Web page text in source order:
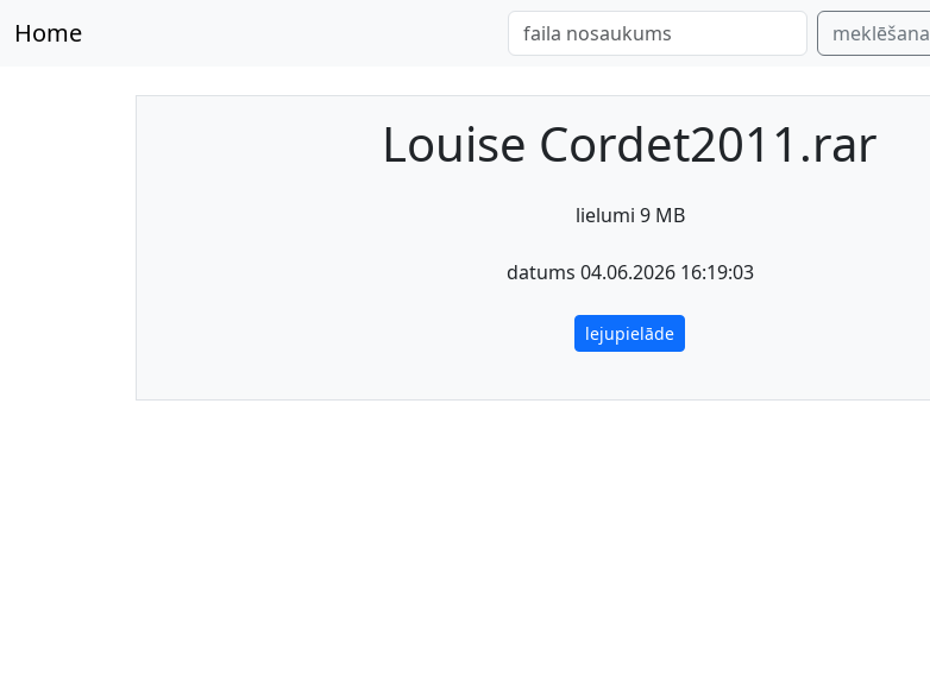
Home meklēšana
Louise Cordet2011.rar
lielumi 9 MB
datums 04.06.2026 16:19:03
lejupielāde